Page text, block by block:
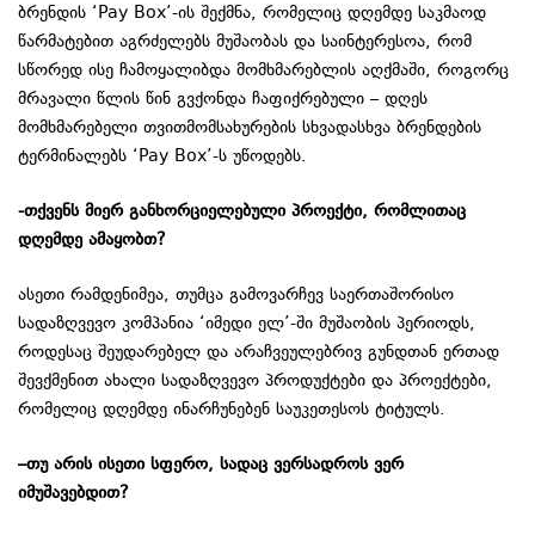
ბრენდის ‘Pay Box’-ის შექმნა, რომელიც დღემდე საკმაოდ
წარმატებით აგრძელებს მუშაობას და საინტერესოა, რომ
სწორედ ისე ჩამოყალიბდა მომხმარებლის აღქმაში, როგორც
მრავალი წლის წინ გვქონდა ჩაფიქრებული – დღეს
მომხმარებელი თვითმომსახურების სხვადასხვა ბრენდების
ტერმინალებს ‘Pay Box’-ს უწოდებს.
-თქვენს მიერ განხორციელებული პროექტი, რომლითაც
დღემდე ამაყობთ?
ასეთი რამდენიმეა, თუმცა გამოვარჩევ საერთაშორისო
სადაზღვევო კომპანია ‘იმედი ელ’-ში მუშაობის პერიოდს,
როდესაც შეუდარებელ და არაჩვეულებრივ გუნდთან ერთად
შევქმენით ახალი სადაზღვევო პროდუქტები და პროექტები,
რომელიც დღემდე ინარჩუნებენ საუკეთესოს ტიტულს.
–თუ არის ისეთი სფერო, სადაც ვერსადროს ვერ
იმუშავებდით?